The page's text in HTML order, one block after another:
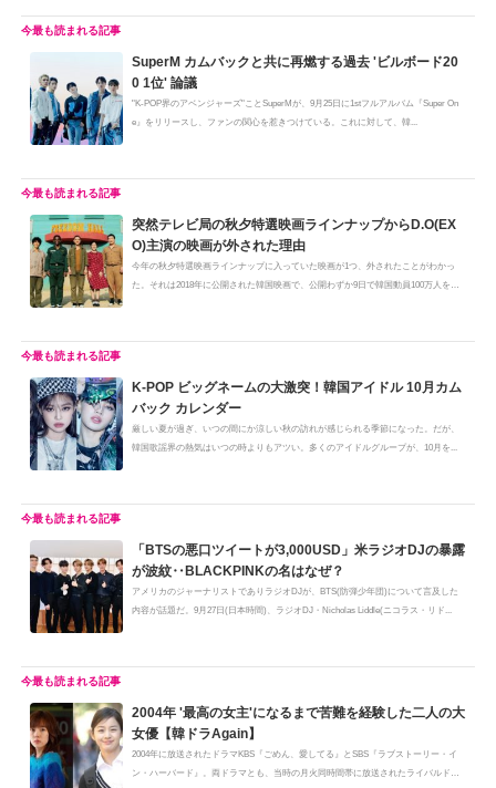
SuperM カムバックと共に再燃する過去 'ビルボード20
0 1位' 論議
"K-POP界のアベンジャーズ"ことSuperMが、9月25日に1stフルアルバム『Super On
e』をリリースし、ファンの関心を惹きつけている。これに対して、韓...
突然テレビ局の秋夕特選映画ラインナップからD.O(EX
O)主演の映画が外された理由
今年の秋夕特選映画ラインナップに入っていた映画が1つ、外されたことがわかっ
た。それは2018年に公開された韓国映画で、公開わずか9日で韓国動員100万人を
K-POP ビッグネームの大激突！韓国アイドル 10月カム
バック カレンダー
厳しい夏が過ぎ、いつの間にか涼しい秋の訪れが感じられる季節になった。だが、
韓国歌謡界の熱気はいつの時よりもアツい。多くのアイドルグループが、10月を...
「BTSの悪口ツイートが3,000USD」米ラジオDJの暴露
が波紋‥BLACKPINKの名はなぜ？
アメリカのジャーナリストでありラジオDJが、BTS(防弾少年団)について言及した
内容が話題だ。9月27日(日本時間)、ラジオDJ・Nicholas Liddle(ニコラス・リド...
2004年 '最高の女主'になるまで苦難を経験した二人の大
女優【韓ドラAgain】
2004年に放送されたドラマKBS『ごめん、愛してる』とSBS『ラブストーリー・イ
ン・ハーバード』。両ドラマとも、当時の月火同時間帯に放送されたライバルド